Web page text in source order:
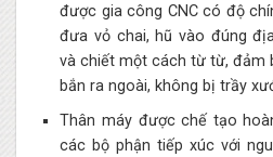
được gia công CNC có độ
đưa vỏ chai, hũ vào đúng
và chiết một cách từ từ, đảm
bắn ra ngoài, không bị trầy
Thân máy được chế tạo
các bộ phận tiếp xúc với